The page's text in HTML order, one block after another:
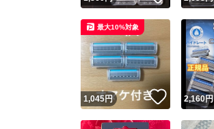
1,045円 いいね！
最大10%対象
2,160円